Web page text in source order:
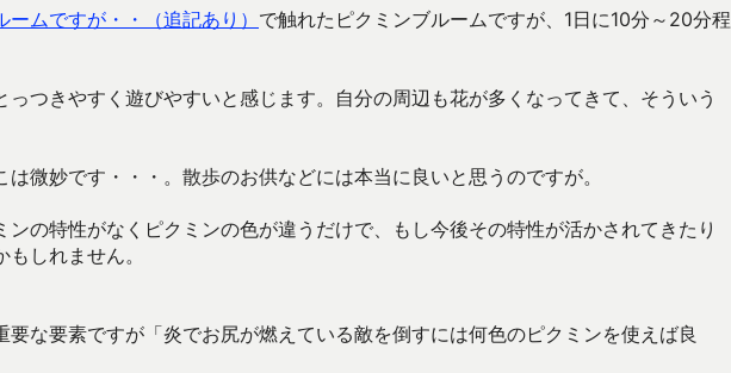
ムですが・・（追記あり） で触れたピクミンブルームですが、1日に10分～20分程
つきやすく遊びやすいと感じます。自分の周辺も花が多くなってきて、そういう
微妙です・・・。散歩のお供などには本当に良いと思うのですが。
の特性がなくピクミンの色が違うだけで、もし今後その特性が活かされてきたり
しれません。
な要素ですが「炎でお尻が燃えている敵を倒すには何色のピクミンを使えば良